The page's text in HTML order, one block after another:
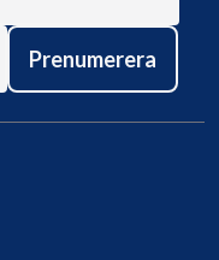
Prenumerera